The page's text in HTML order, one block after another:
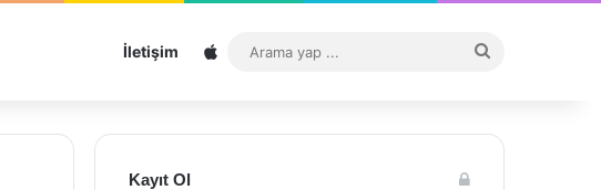
İletişim Sitemap
...
Kayıt Ol